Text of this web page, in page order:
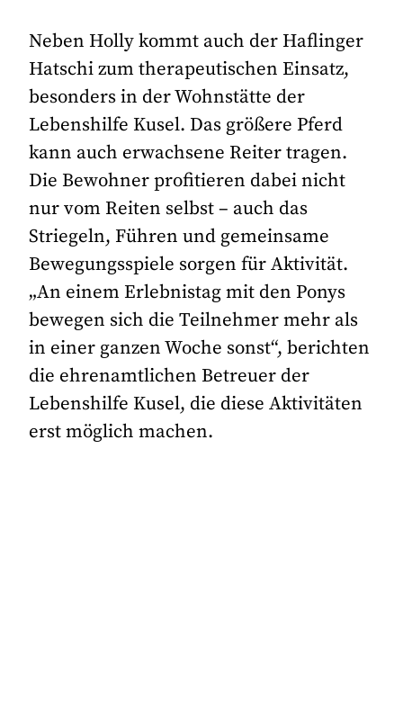
Neben Holly kommt auch der Haflinger
Hatschi zum therapeutischen Einsatz,
besonders in der Wohnstätte der
Lebenshilfe Kusel. Das größere Pferd
kann auch erwachsene Reiter tragen.
Die Bewohner profitieren dabei nicht
nur vom Reiten selbst – auch das
Striegeln, Führen und gemeinsame
Bewegungsspiele sorgen für Aktivität.
„An einem Erlebnistag mit den Ponys
bewegen sich die Teilnehmer mehr als
in einer ganzen Woche sonst“, berichten
die ehrenamtlichen Betreuer der
Lebenshilfe Kusel, die diese Aktivitäten
erst möglich machen.